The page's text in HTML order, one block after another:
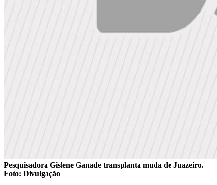
Pesquisadora Gislene Ganade transplanta muda de Juazeiro.
Foto: Divulgação